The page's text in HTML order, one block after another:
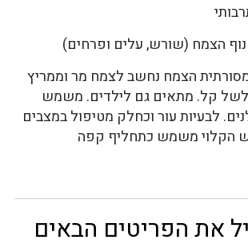
הצמח (שורש, עלים ופרחים)
הצמח נחשב לצמח מר וממריץ
קל. מתאים גם לילדים. משמש
לבעיות עור וכחלק מטיפול במצבים
הקלוי משמש כתחליף קפה
את הפריטים הבאים